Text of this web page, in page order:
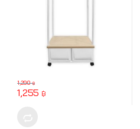
1,255 ฿
1,290฿